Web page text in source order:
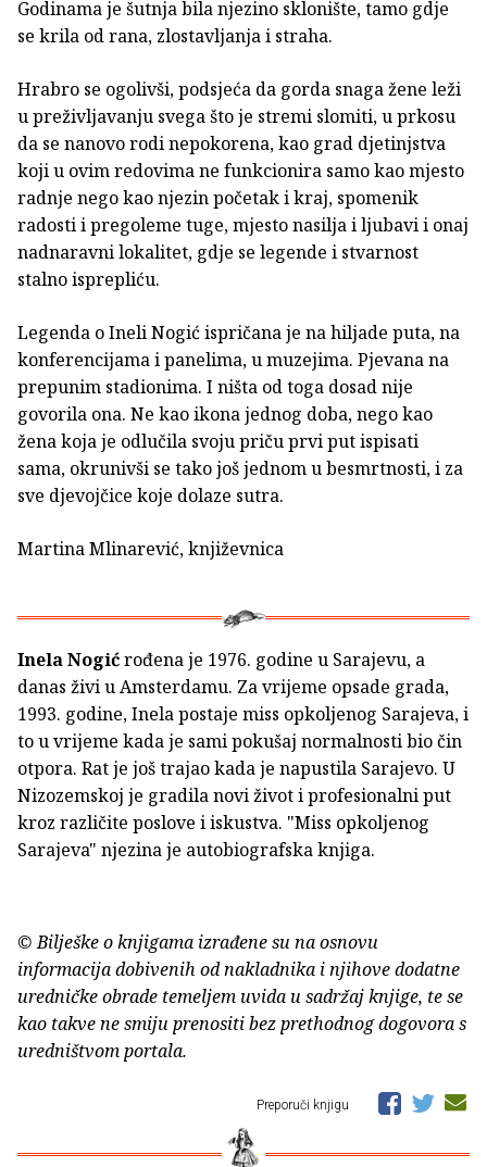
Godinama je šutnja bila njezino sklonište, tamo gdje
se krila od rana, zlostavljanja i straha.
Hrabro se ogolivši, podsjeća da gorda snaga žene leži
u preživljavanju svega što je stremi slomiti, u prkosu
da se nanovo rodi nepokorena, kao grad djetinjstva
koji u ovim redovima ne funkcionira samo kao mjesto
radnje nego kao njezin početak i kraj, spomenik
radosti i pregoleme tuge, mjesto nasilja i ljubavi i onaj
nadnaravni lokalitet, gdje se legende i stvarnost
stalno isprepliću.
Legenda o Ineli Nogić ispričana je na hiljade puta, na
konferencijama i panelima, u muzejima. Pjevana na
prepunim stadionima. I ništa od toga dosad nije
govorila ona. Ne kao ikona jednog doba, nego kao
žena koja je odlučila svoju priču prvi put ispisati
sama, okrunivši se tako još jednom u besmrtnosti, i za
sve djevojčice koje dolaze sutra.
Martina Mlinarević, književnica
Inela Nogićrođena je 1976. godine u Sarajevu, a
danas živi u Amsterdamu. Za vrijeme opsade grada,
1993. godine, Inela postaje miss opkoljenog Sarajeva, i
to u vrijeme kada je sami pokušaj normalnosti bio čin
otpora. Rat je još trajao kada je napustila Sarajevo. U
Nizozemskoj je gradila novi život i profesionalni put
kroz različite poslove i iskustva. "Miss opkoljenog
Sarajeva" njezina je autobiografska knjiga.
© Bilješke o knjigama izrađene su na osnovu
informacija dobivenih od nakladnika i njihove dodatne
uredničke obrade temeljem uvida u sadržaj knjige, te se
kao takve ne smiju prenositi bez prethodnog dogovora s
uredništvom portala.
Preporuči knjigu